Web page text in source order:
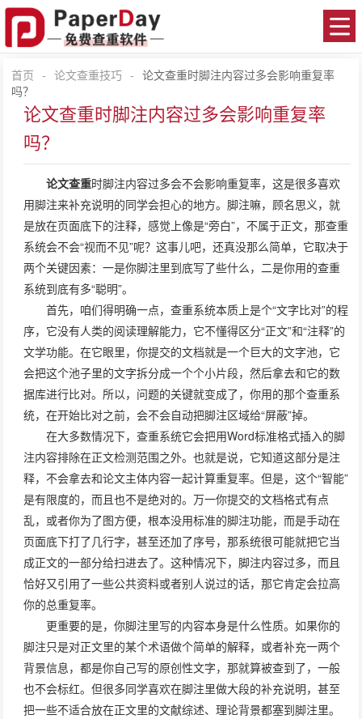
首页 - 论文查重技巧 - 论文查重时脚注内容过多会影响重复率
吗？
论文查重时脚注内容过多会影响重复率
吗？
论文查重时脚注内容过多会不会影响重复率，这是很多喜欢
用脚注来补充说明的同学会担心的地方。脚注嘛，顾名思义，就
是放在页面底下的注释，感觉上像是“旁白”，不属于正文，那查重
系统会不会“视而不见”呢？这事儿吧，还真没那么简单，它取决于
两个关键因素：一是你脚注里到底写了些什么，二是你用的查重
系统到底有多“聪明”。
首先，咱们得明确一点，查重系统本质上是个“文字比对”的程
序，它没有人类的阅读理解能力，它不懂得区分“正文”和“注释”的
文学功能。在它眼里，你提交的文档就是一个巨大的文字池，它
会把这个池子里的文字拆分成一个个小片段，然后拿去和它的数
据库进行比对。所以，问题的关键就变成了，你用的那个查重系
统，在开始比对之前，会不会自动把脚注区域给“屏蔽”掉。
在大多数情况下，查重系统它会把用Word标准格式插入的脚
注内容排除在正文检测范围之外。也就是说，它知道这部分是注
释，不会拿去和论文主体内容一起计算重复率。但是，这个“智能”
是有限度的，而且也不是绝对的。万一你提交的文档格式有点
乱，或者你为了图方便，根本没用标准的脚注功能，而是手动在
页面底下打了几行字，甚至还加了序号，那系统很可能就把它当
成正文的一部分给扫进去了。这种情况下，脚注内容过多，而且
恰好又引用了一些公共资料或者别人说过的话，那它肯定会拉高
你的总重复率。
更重要的是，你脚注里写的内容本身是什么性质。如果你的
脚注只是对正文里的某个术语做个简单的解释，或者补充一两个
背景信息，都是你自己写的原创性文字，那就算被查到了，一般
也不会标红。但很多同学喜欢在脚注里做大段的补充说明，甚至
把一些不适合放在正文里的文献综述、理论背景都塞到脚注里。